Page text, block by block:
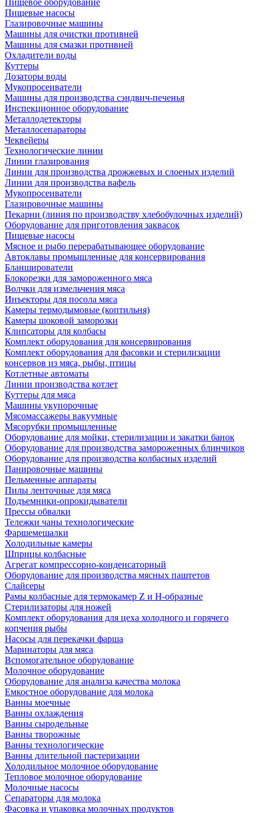
Пищевое оборудование
Пищевые насосы
Глазировочные машины
Машины для очистки противней
Машины для смазки противней
Охладители воды
Куттеры
Дозаторы воды
Мукопросеиватели
Машины для производства сэндвич-печенья
Инспекционное оборудование
Металлодетекторы
Металлосепараторы
Чеквейеры
Технологические линии
Линии глазирования
Линии для производства дрожжевых и слоеных изделий
Линии для производства вафель
Мукопросеиватели
Глазировочные машины
Пекарни (линия по производству хлебобулочных изделий)
Оборудование для приготовления заквасок
Пищевые насосы
Мясное и рыбо перерабатывающее оборудование
Автоклавы промышленные для консервирования
Бланширователи
Блокорезки для замороженного мяса
Волчки для измельчения мяса
Инъекторы для посола мяса
Камеры термодымовые (коптильня)
Камеры шоковой заморозки
Клипсаторы для колбасы
Комплект оборудования для консервирования
Комплект оборудования для фасовки и стерилизации
консервов из мяса, рыбы, птицы
Котлетные автоматы
Линии производства котлет
Куттеры для мяса
Машины укупорочные
Мясомассажеры вакуумные
Мясорубки промышленные
Оборудование для мойки, стерилизации и закатки банок
Оборудование для производства замороженных блинчиков
Оборудование для производства колбасных изделий
Панировочные машины
Пельменные аппараты
Пилы ленточные для мяса
Подъемники-опрокидыватели
Прессы обвалки
Тележки чаны технологические
Фаршемешалки
Холодильные камеры
Шприцы колбасные
Агрегат компрессорно-конденсаторный
Оборудование для производства мясных паштетов
Слайсеры
Рамы колбасные для термокамер Z и H-образные
Стерилизаторы для ножей
Комплект оборудования для цеха холодного и горячего
копчения рыбы
Насосы для перекачки фарша
Маринаторы для мяса
Вспомогательное оборудование
Молочное оборудование
Оборудование для анализа качества молока
Емкостное оборудование для молока
Ванны моечные
Ванны охлаждения
Ванны сыродельные
Ванны творожные
Ванны технологические
Ванны длительной пастеризации
Холодильное молочное оборудование
Тепловое молочное оборудование
Молочные насосы
Сепараторы для молока
Фасовка и упаковка молочных продуктов